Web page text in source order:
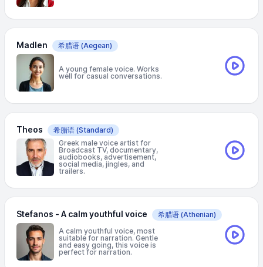
Madlen 希腊语 (Aegean)
A young female voice. Works
well for casual conversations.
Theos 希腊语 (Standard)
Greek male voice artist for
Broadcast TV, documentary,
audiobooks, advertisement,
social media, jingles, and
trailers.
Stefanos - A calm youthful voice 希腊语 (Athenian)
A calm youthful voice, most
suitable for narration. Gentle
and easy going, this voice is
perfect for narration.